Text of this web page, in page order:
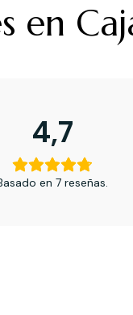
en
4,7
en 7 reseñas.